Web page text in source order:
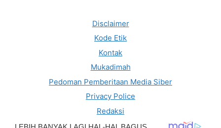
Disclaimer
Kode Etik
Kontak
Mukadimah
Pedoman Pemberitaan Media Siber
Privacy Police
Redaksi